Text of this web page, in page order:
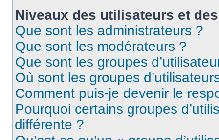
Niveaux des utilisateurs et
Que sont les administrateurs ?
Que sont les modérateurs ?
Que sont les groupes
Où sont les groupes
Comment puis-je devenir le
Pourquoi certains groupes
différente ?